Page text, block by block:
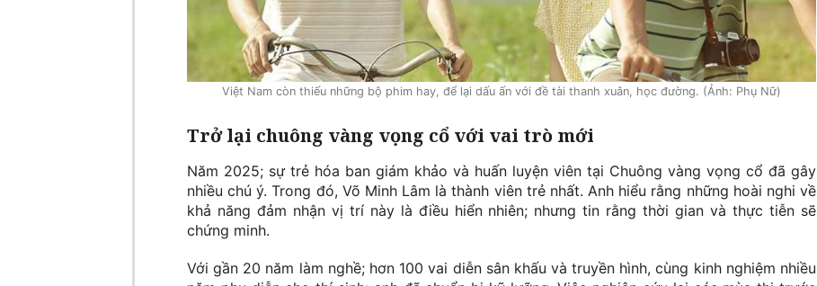
Việt Nam còn thiếu những bộ phim hay, để lại dấu ấn với đề tài thanh xuân, học đường. (Ảnh: Phụ Nữ)
Trở lại chuông vàng vọng cổ với vai trò mới
Năm 2025; sự trẻ hóa ban giám khảo và huấn luyện viên tại Chuông vàng vọng cổ đã gây
nhiều chú ý. Trong đó, Võ Minh Lâm là thành viên trẻ nhất. Anh hiểu rằng những hoài nghi về
khả năng đảm nhận vị trí này là điều hiển nhiên; nhưng tin rằng thời gian và thực tiễn sẽ
chứng minh.
Với gần 20 năm làm nghề; hơn 100 vai diễn sân khấu và truyền hình, cùng kinh nghiệm nhiều